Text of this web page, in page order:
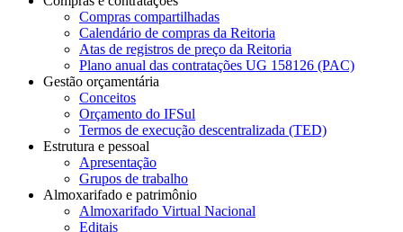
Compras compartilhadas
Calendário de compras da Reitoria
Atas de registros de preço da Reitoria
Plano anual das contratações UG 158126 (PAC)
Gestão orçamentária
Conceitos
Orçamento do IFSul
Termos de execução descentralizada (TED)
Estrutura e pessoal
Apresentação
Grupos de trabalho
Almoxarifado e patrimônio
Almoxarifado Virtual Nacional
Editais